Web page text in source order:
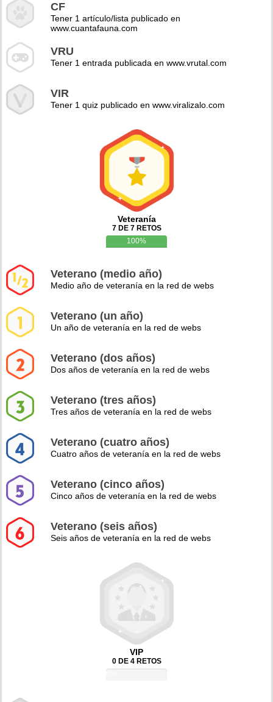
CF
Tener 1 artículo/lista publicado en
www.cuantafauna.com
VRU
Tener 1 entrada publicada en www.vrutal.com
VIR
Tener 1 quiz publicado en www.viralizalo.com
Veteranía
7 DE 7 RETOS
100%
Veterano (medio año)
Medio año de veteranía en la red de webs
Veterano (un año)
Un año de veteranía en la red de webs
Veterano (dos años)
Dos años de veteranía en la red de webs
Veterano (tres años)
Tres años de veteranía en la red de webs
Veterano (cuatro años)
Cuatro años de veteranía en la red de webs
Veterano (cinco años)
Cinco años de veteranía en la red de webs
Veterano (seis años)
Seis años de veteranía en la red de webs
VIP
0 DE 4 RETOS